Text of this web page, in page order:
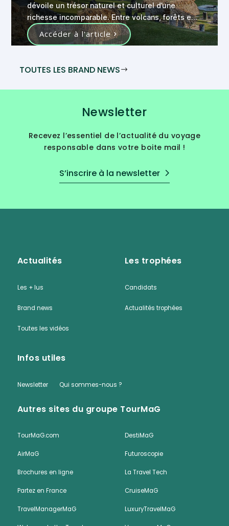
dévoile un trésor naturel et culturel d’une
richesse incomparable. Entre volcans, forêts et
vestiges historiques, ce pays offre une palette
d’expériences authentiques à celles et ceux qui
offre des voyages uniques alliant découverte
Accéder à l'article
TOUTES LES BRAND NEWS
Newsletter
Recevez l’essentiel de l’actualité du voyage
responsable dans votre boite mail !
S’inscrire à la newsletter
Actualités Les trophées
Infos utiles
Les + lus
Brand news
Toutes les vidéos
Candidats
Actualités trophées
Newsletter Qui sommes-nous ?
Autres sites du groupe TourMaG
TourMaG.com
AirMaG
Brochures en ligne
DestiMaG
Futuroscopie
La Travel Tech
Partez en France
TravelManagerMaG
CruiseMaG
LuxuryTravelMaG